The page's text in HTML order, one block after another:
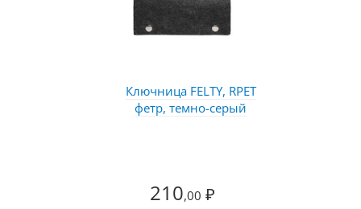
Ключница FELTY, RPET
фетр, темно-серый
210,00 ₽